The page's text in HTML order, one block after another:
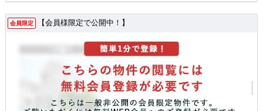
会員限定 【会員様限定で公開中！】